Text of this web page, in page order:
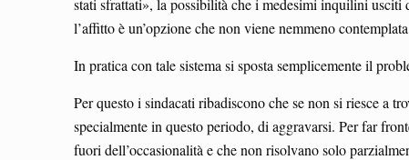
stati sfrattati», la possibilità che i medesimi inquilini usciti
l’affitto è un’opzione che non viene nemmeno
In pratica con tale sistema si sposta semplicemente il
Per questo i sindacati ribadiscono che se non si riesce a
specialmente in questo periodo, di aggravarsi. Per far
fuori dell’occasionalità e che non risolvano solo